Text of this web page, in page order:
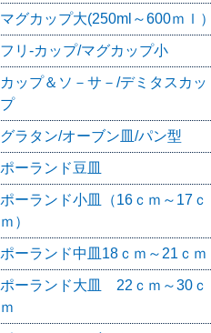
マグカップ大(250ml～600ｍｌ）
フリ-カップ/マグカップ小
カップ＆ソ－サ－/デミタスカッ
プ
グラタン/オーブン皿/パン型
ポーランド豆皿
ポーランド小皿（16ｃｍ～17ｃ
ｍ）
ポーランド中皿18ｃｍ～21ｃｍ
ポーランド大皿 22ｃｍ～30ｃ
ｍ